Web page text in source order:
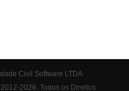
Civil Software LTDA
2026. Todos os Direitos